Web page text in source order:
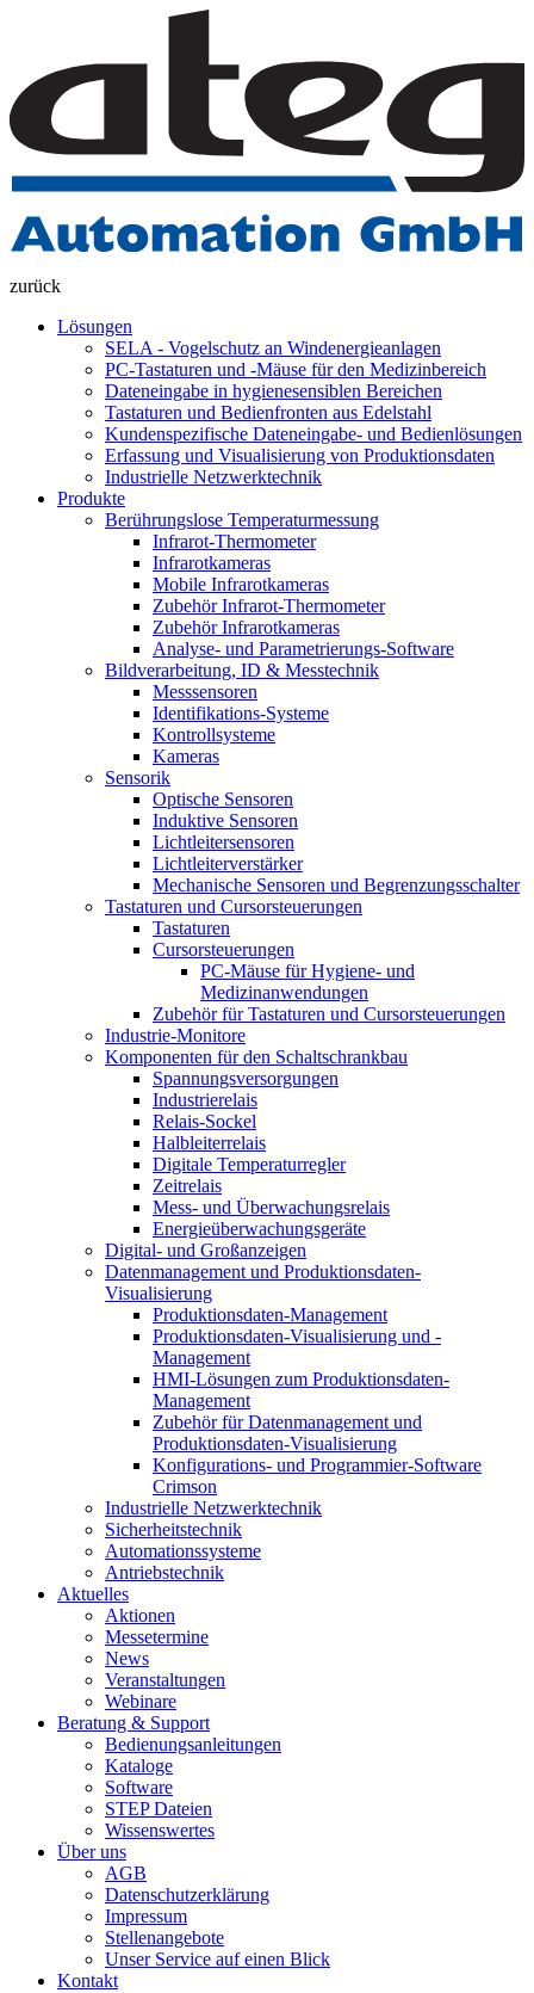
zurück
Lösungen
SELA - Vogelschutz an Windenergieanlagen
PC-Tastaturen und -Mäuse für den Medizinbereich
Dateneingabe in hygienesensiblen Bereichen
Tastaturen und Bedienfronten aus Edelstahl
Kundenspezifische Dateneingabe- und Bedienlösungen
Erfassung und Visualisierung von Produktionsdaten
Industrielle Netzwerktechnik
Produkte
Berührungslose Temperaturmessung
Infrarot-Thermometer
Infrarotkameras
Mobile Infrarotkameras
Zubehör Infrarot-Thermometer
Zubehör Infrarotkameras
Analyse- und Parametrierungs-Software
Bildverarbeitung, ID & Messtechnik
Messsensoren
Identifikations-Systeme
Kontrollsysteme
Kameras
Sensorik
Optische Sensoren
Induktive Sensoren
Lichtleitersensoren
Lichtleiterverstärker
Mechanische Sensoren und Begrenzungsschalter
Tastaturen und Cursorsteuerungen
Tastaturen
Cursorsteuerungen
PC-Mäuse für Hygiene- und
Medizinanwendungen
Zubehör für Tastaturen und Cursorsteuerungen
Industrie-Monitore
Komponenten für den Schaltschrankbau
Spannungsversorgungen
Industrierelais
Relais-Sockel
Halbleiterrelais
Digitale Temperaturregler
Zeitrelais
Mess- und Überwachungsrelais
Energieüberwachungsgeräte
Digital- und Großanzeigen
Datenmanagement und Produktionsdaten-
Visualisierung
Produktionsdaten-Management
Produktionsdaten-Visualisierung und -
Management
HMI-Lösungen zum Produktionsdaten-
Management
Zubehör für Datenmanagement und
Produktionsdaten-Visualisierung
Konfigurations- und Programmier-Software
Crimson
Industrielle Netzwerktechnik
Sicherheitstechnik
Automationssysteme
Antriebstechnik
Aktuelles
Aktionen
Messetermine
News
Veranstaltungen
Webinare
Beratung & Support
Bedienungsanleitungen
Kataloge
Software
STEP Dateien
Wissenswertes
Über uns
AGB
Datenschutzerklärung
Impressum
Stellenangebote
Unser Service auf einen Blick
Kontakt